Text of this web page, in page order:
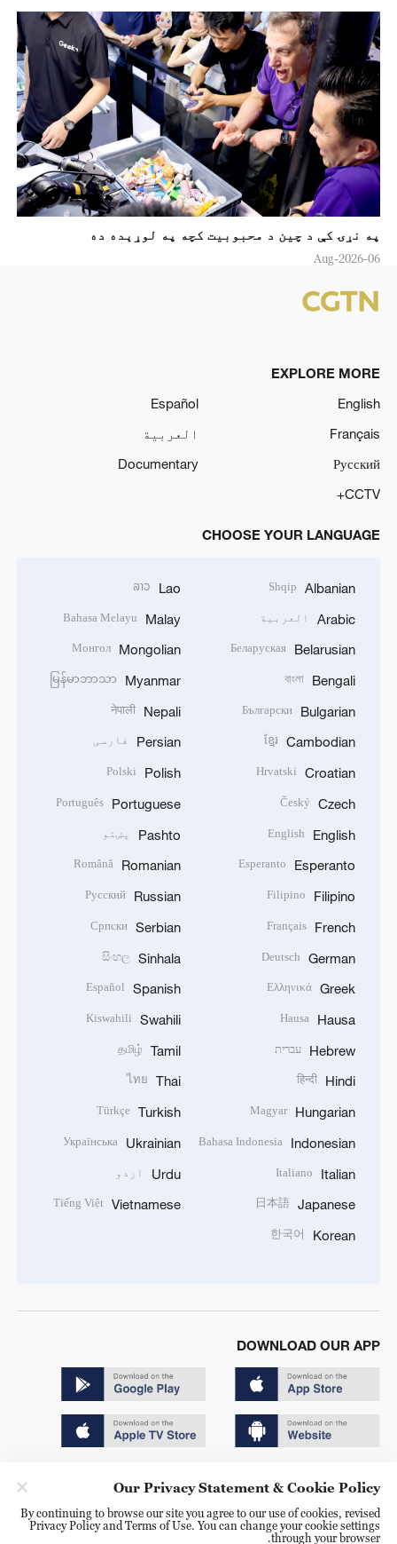
په نړۍ کې د چين د محبوبیت کچه په لوړېده ده
06-Aug-2026
EXPLORE MORE
English
Español
Français
العربية
Русский
Documentary
CCTV+
CHOOSE YOUR LANGUAGE
Albanian
Shqip
Arabic العربية
Belarusian
Беларуская
Bengali
বাংলা
Bulgarian
Български
Cambodian
ខ្មែរ
Croatian
Hrvatski
Czech
Český
English
English
Esperanto
Esperanto
Filipino
Filipino
French
Français
German
Deutsch
Greek
Ελληνικά
Hausa
Hausa
Hebrew עברית
Hindi
हिन्दी
Hungarian
Magyar
Indonesian
Bahasa Indonesia
Italian
Italiano
Japanese
日本語
Korean
한국어
Lao
ລາວ
Malay
Bahasa Melayu
Mongolian
Монгол
Myanmar
မြန်မာဘာသာ
Nepali
नेपाली
Persian فارسی
Polish
Polski
Portuguese
Português
Pashto پښتو
Romanian
Română
Russian
Русский
Serbian
Српски
Sinhala
සිංහල
Spanish
Español
Swahili
Kiswahili
Tamil
தமிழ்
Thai
ไทย
Turkish
Türkçe
Ukrainian
Українська
Urdu اردو
Vietnamese
Tiếng Việt
DOWNLOAD OUR APP
京ICP备20000184号
京公网安备 11010502050052号
Our Privacy Statement & Cookie Policy
By continuing to browse our site you agree to our use of cookies, revised
Privacy Policy and Terms of Use. You can change your cookie settings
through your browser.